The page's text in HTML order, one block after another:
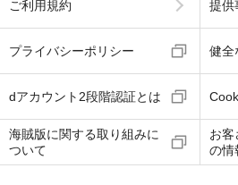
ご利用規約 提供
プライバシーポリシー 健全
dアカウント2段階認証とは
海賊版に関する取り組みに
ついて
お客
の情